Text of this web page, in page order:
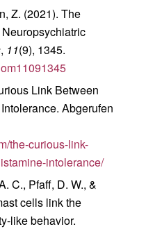
Z. (2021). The
, 11(9), 1345.
Link Between
Abgerufen
the-curious-link-
intolerance/
C., Pfaff, D. W., &
cells link the
like behavior.